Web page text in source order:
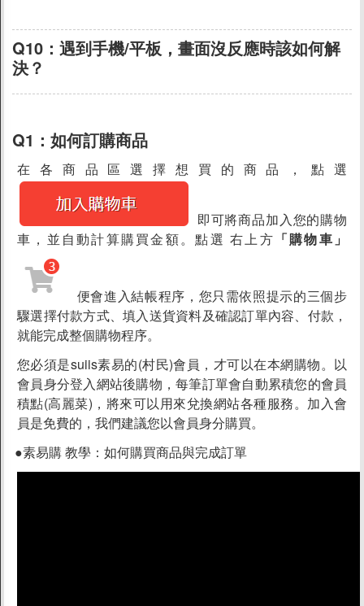
操作問題
關於我們
品牌故事
素食分類說明
隱私權聲明
客戶服務
訂單/配送進度查詢
運費如何計算
發票問題
海外訂購辦法
折價券說明
FAQ常見問題
Q10： 遇到手機/平板，畫面沒反應時該如何解
決？
Q1： 如何訂購商品
在各商品區選擇想買的商品，點選
即可將商品加入您的購物
車，並自動計算購買金額。點選 右上方 「購物車」
便會進入結帳程序，您只需依照提示的三個步
驟選擇付款方式、填入送貨資料及確認訂單內容、付款，
就能完成整個購物程序。
您必須是suiis素易的(村民)會員，才可以在本網購物。以
會員身分登入網站後購物，每筆訂單會自動累積您的會員
積點(高麗菜)，將來可以用來兌換網站各種服務。加入會
員是免費的，我們建議您以會員身分購買。
●素易購 教學：如何購買商品與完成訂單